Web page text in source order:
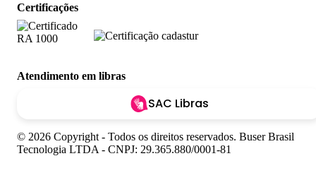
Certificações
Atendimento em libras
SAC Libras
© 2026 Copyright - Todos os direitos reservados. Buser Brasil
Tecnologia LTDA - CNPJ: 29.365.880/0001-81